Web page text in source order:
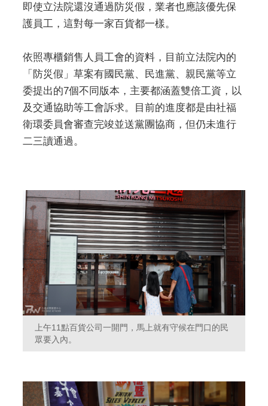
即使立法院還沒通過防災假，業者也應該優先保
護員工，這對每一家百貨都一樣。
依照專櫃銷售人員工會的資料，目前立法院內的
「防災假」草案有國民黨、民進黨、親民黨等立
委提出的7個不同版本，主要都涵蓋雙倍工資，以
及交通協助等工會訴求。目前的進度都是由社福
衛環委員會審查完竣並送黨團協商，但仍未進行
二三讀通過。
上午11點百貨公司一開門，馬上就有守候在門口的民
眾要入內。